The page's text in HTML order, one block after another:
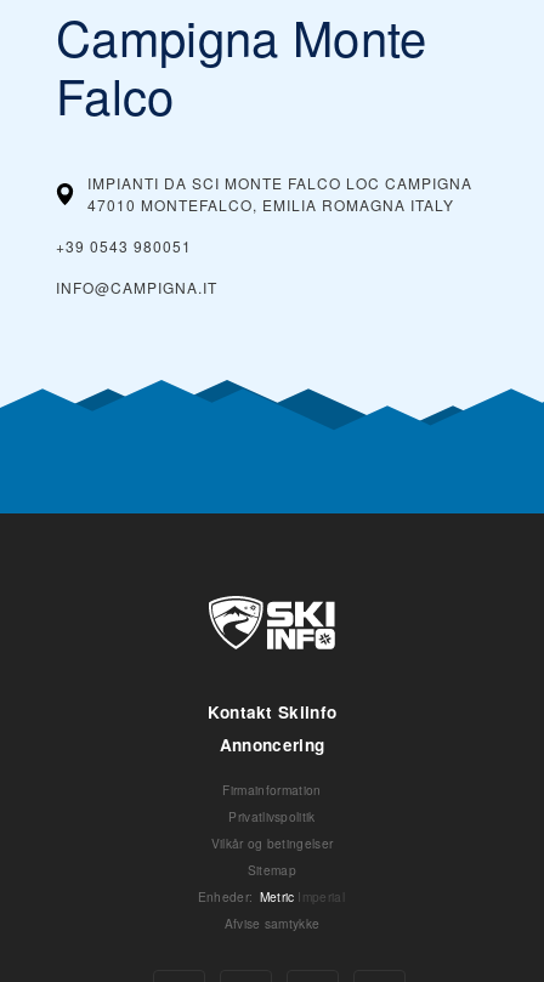
Campigna Monte
Falco
IMPIANTI DA SCI MONTE FALCO LOC CAMPIGNA
47010 MONTEFALCO, EMILIA ROMAGNA ITALY
+39 0543 980051
INFO@CAMPIGNA.IT
Kontakt Skiinfo
Annoncering
Firmainformation
Privatlivspolitik
Vilkår og betingelser
Sitemap
Enheder: Metric Imperial
Afvise samtykke